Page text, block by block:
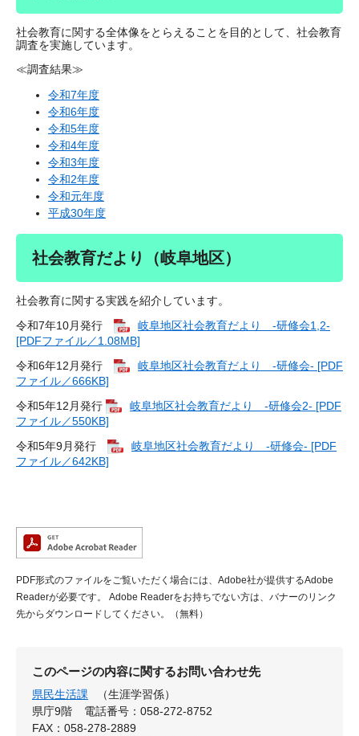
社会教育に関する全体像をとらえることを目的として、社会教育
調査を実施しています。
≪調査結果≫
令和7年度
令和6年度
令和5年度
令和4年度
令和3年度
令和2年度
令和元年度
平成30年度
社会教育だより（岐阜地区）
社会教育に関する実践を紹介しています。
令和7年10月発行
岐阜地区社会教育だより -研修会1,2-
[PDFファイル／1.08MB]
令和6年12月発行
岐阜地区社会教育だより -研修会- [PDF
ファイル／666KB]
​令和5年12月発行
岐阜地区社会教育だより -研修会2- [PDF
ファイル／550KB]
令和5年9月発行
岐阜地区社会教育だより -研修会- [PDF
ファイル／642KB]
PDF形式のファイルをご覧いただく場合には、Adobe社が提供するAdobe
Readerが必要です。
Adobe Readerをお持ちでない方は、バナーのリンク
先からダウンロードしてください。（無料）
このページの内容に関するお問い合わせ先
県民生活課
（生涯学習係）
県庁9階
電話番号：058-272-8752
FAX：058-278-2889